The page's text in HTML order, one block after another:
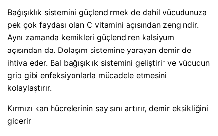
Bağışıklık sistemini güçlendirmek de dahil vücudunuza
pek çok faydası olan C vitamini açısından zengindir.
Aynı zamanda kemikleri güçlendiren kalsiyum
açısından da. Dolaşım sistemine yarayan demir de
ihtiva eder. Bal bağışıklık sistemini geliştirir ve vücudun
grip gibi enfeksiyonlarla mücadele etmesini
kolaylaştırır.
Kırmızı kan hücrelerinin sayısını artırır, demir eksikliğini
giderir